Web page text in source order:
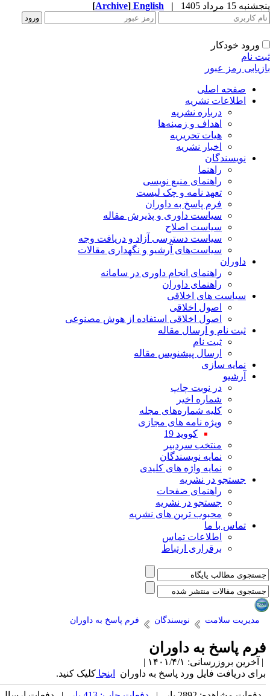
15 مرداد 1405 |
English
[Archive]
ورود خودکار
نام
رمز عبور
صفحه اصلی
اطلاعات نشریه
درباره نشریه
اهداف و زمینه‌ها
هیات تحریریه
اخبار نشریه
نویسندگان
راهنما
راهنمای منبع نویسی
تعهد نامه و چک لیست
فرم پاسخ به داوران
سیاست داوری و پذیرش مقاله
سیاست اصلاح
سیاست دسترسی آزاد و دریافت وجه
سیاست‌های آرشیو و نگهداری مقالات
داوران
راهنمای انجام داوری در سامانه
راهنمای داوران
سیاست های اخلاقی
اصول اخلاقی
اصول اخلاقی استفاده از هوش مصنوعی
ثبت نام و ارسال مقاله
ثبت نام
ارسال پیشنویس مقاله
نمایه سازی
آرشیو
در نوبت چاپ
شماره اخیر
کلیه شماره‌های مجله
ویژه نامه های مجازی
کووید 19
منتخب سردبیر
نمایه نویسندگان
نمایه واژه های کلیدی
جستجو در نشریه
راهنمای صفحات
جستجو در نشریه
محبوب ترین های نشریه
تماس با ما
اطلاعات تماس
برقراری ارتباط
مدیریت سلامت نویسندگان فرم پاسخ به داوران
پاسخ به داوران
بروزرسانی: ۱۴۰۱/۴/۱ |
دریافت فایل ورد پاسخ به داوراناینجاکلیک کنید.